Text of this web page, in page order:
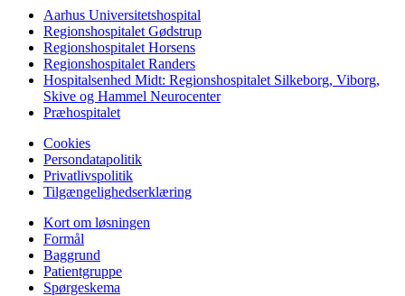
Aarhus Universitetshospital
Regionshospitalet Gødstrup
Regionshospitalet Horsens
Regionshospitalet Randers
Hospitalsenhed Midt: Regionshospitalet Silkeborg, Viborg,
Skive og Hammel Neurocenter
Præhospitalet
Cookies
Persondatapolitik
Privatlivspolitik
Tilgængelighedserklæring
Kort om løsningen
Formål
Baggrund
Patientgruppe
Spørgeskema